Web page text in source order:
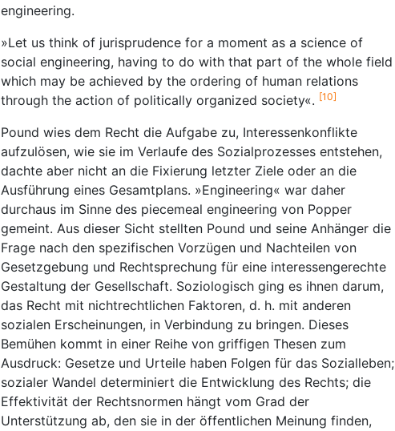
engineering.
»Let us think of jurisprudence for a moment as a science of
social engineering, having to do with that part of the whole field
which may be achieved by the ordering of human relations
through the action of politically organized society«. [10]
Pound wies dem Recht die Aufgabe zu, Interessenkonflikte
aufzulösen, wie sie im Verlaufe des Sozialprozesses entstehen,
dachte aber nicht an die Fixierung letzter Ziele oder an die
Ausführung eines Gesamtplans. »Engineering« war daher
durchaus im Sinne des piecemeal engineering von Popper
gemeint. Aus dieser Sicht stellten Pound und seine Anhänger die
Frage nach den spezifischen Vorzügen und Nachteilen von
Gesetzgebung und Rechtsprechung für eine interessengerechte
Gestaltung der Gesellschaft. Soziologisch ging es ihnen darum,
das Recht mit nichtrechtlichen Faktoren, d. h. mit anderen
sozialen Erscheinungen, in Verbindung zu bringen. Dieses
Bemühen kommt in einer Reihe von griffigen Thesen zum
Ausdruck: Gesetze und Urteile haben Folgen für das Sozialleben;
sozialer Wandel determiniert die Entwicklung des Rechts; die
Effektivität der Rechtsnormen hängt vom Grad der
Unterstützung ab, den sie in der öffentlichen Meinung finden,